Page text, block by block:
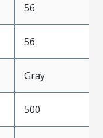
56
56
Gray
500